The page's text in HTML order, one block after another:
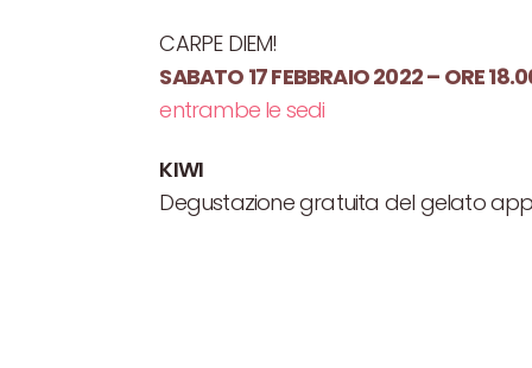
CARPE DIEM!
SABATO 17 FEBBRAIO 2022 – ORE
entrambe le sedi
KIWI
Degustazione gratuita del gelato